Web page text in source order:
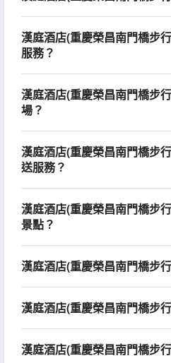
漢庭酒店(重慶榮昌南門橋步
服務？
漢庭酒店(重慶榮昌南門橋步
場？
漢庭酒店(重慶榮昌南門橋步
送服務？
漢庭酒店(重慶榮昌南門橋步
景點？
漢庭酒店(重慶榮昌南門橋步
漢庭酒店(重慶榮昌南門橋步
漢庭酒店(重慶榮昌南門橋步